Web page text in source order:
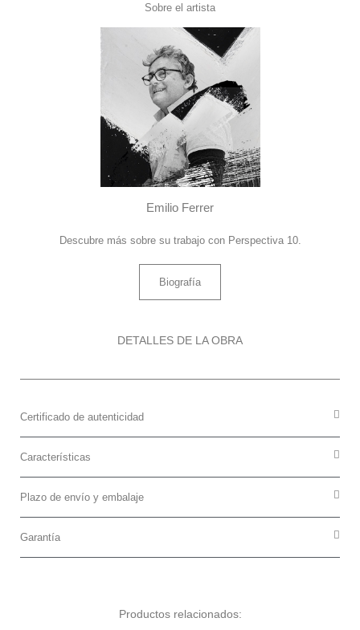
Sobre el artista
Emilio Ferrer
Descubre más sobre su trabajo con Perspectiva 10.
Biografía
DETALLES DE LA OBRA
Certificado de autenticidad
Características
Plazo de envío y embalaje
Garantía
Productos relacionados: